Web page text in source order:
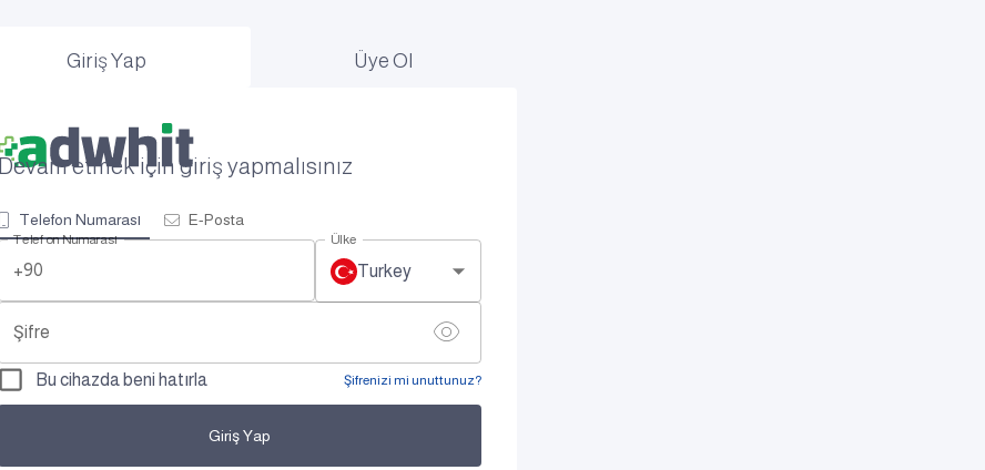
Giriş Yap Üye Ol
Devam etmek için giriş yapmalısınız
Telefon Numarası E-Posta
Telefon Numarası
+90
Ülke
Turkey
Şifre
Bu cihazda beni hatırla Şifrenizi mi unuttunuz?
Giriş Yap